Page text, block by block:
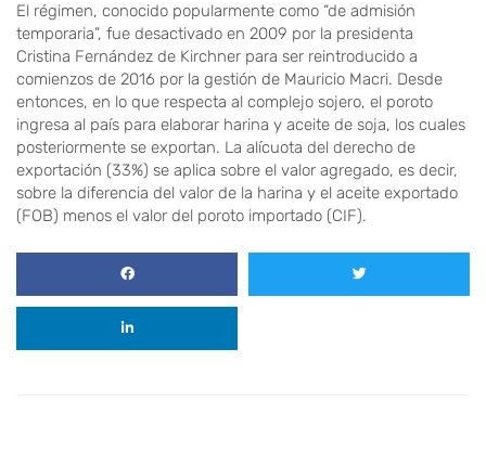
El régimen, conocido popularmente como “de admisión
temporaria”, fue desactivado en 2009 por la presidenta
Cristina Fernández de Kirchner para ser reintroducido a
comienzos de 2016 por la gestión de Mauricio Macri. Desde
entonces, en lo que respecta al complejo sojero, el poroto
ingresa al país para elaborar harina y aceite de soja, los cuales
posteriormente se exportan. La alícuota del derecho de
exportación (33%) se aplica sobre el valor agregado, es decir,
sobre la diferencia del valor de la harina y el aceite exportado
(FOB) menos el valor del poroto importado (CIF).